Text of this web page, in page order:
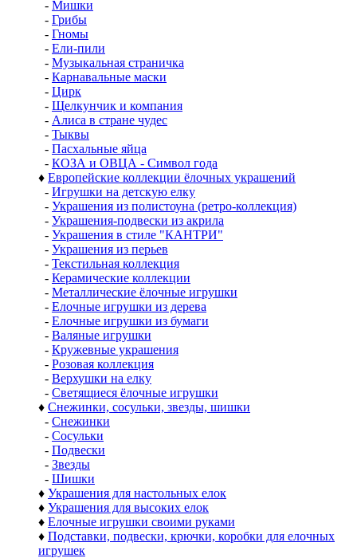
- Мишки
- Грибы
- Гномы
- Ели-пили
- Музыкальная страничка
- Карнавальные маски
- Цирк
- Щелкунчик и компания
- Алиса в стране чудес
- Тыквы
- Пасхальные яйца
- КОЗА и ОВЦА - Символ года
♦ Европейские коллекции ёлочных украшений
- Игрушки на детскую елку
- Украшения из полистоуна (ретро-коллекция)
- Украшения-подвески из акрила
- Украшения в стиле "КАНТРИ"
- Украшения из перьев
- Текстильная коллекция
- Керамические коллекции
- Металлические ёлочные игрушки
- Елочные игрушки из дерева
- Елочные игрушки из бумаги
- Валяные игрушки
- Кружевные украшения
- Розовая коллекция
- Верхушки на елку
- Светящиеся ёлочные игрушки
♦ Снежинки, сосульки, звезды, шишки
- Снежинки
- Сосульки
- Подвески
- Звезды
- Шишки
♦ Украшения для настольных елок
♦ Украшения для высоких елок
♦ Елочные игрушки своими руками
♦ Подставки, подвески, крючки, коробки для елочных
игрушек